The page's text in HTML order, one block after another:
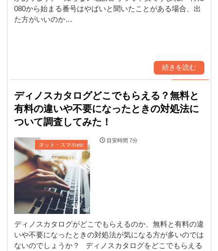
080から始まる番号はやばいと聞いたことがある場合、出
た方がいいのか…
続きを読む
ディノスカタログどこでもらえる？無料と
有料の違いや不要になったときの対処法に
ついて調査してみた！
ネット・スマホetc
目安時間 7分
ディノスカタログがどこでもらえるのか、無料と有料の違
いや不要になったときの対処法が気になる方が多いのでは
ないのでしょうか？ ディノスカタログをどこでもらえる